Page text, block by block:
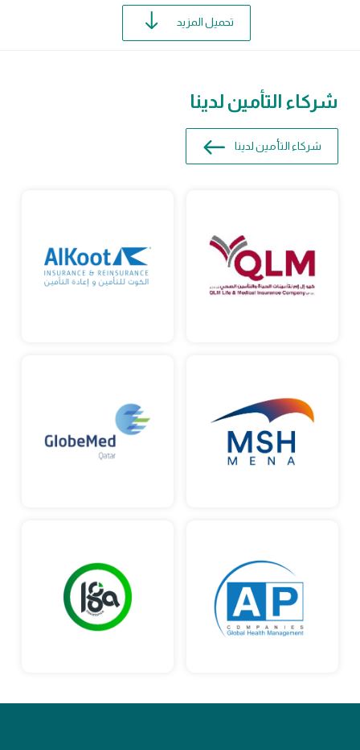
تحميل المزيد
شركاء التأمين لدينا
شركاء التأمين لدينا